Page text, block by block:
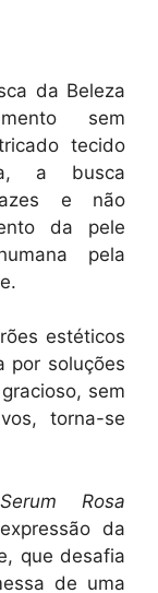
da Beleza
sem
tecido
a busca
e não
da pele
pela
estéticos
por soluções
sem
torna-se
Serum Rosa
da
que desafia
de uma